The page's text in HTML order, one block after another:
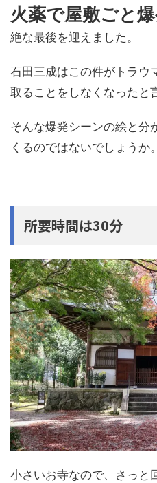
火薬で屋敷ごと
絶な最後を迎えました。
石田三成はこの件がトラウ
取ることをしなくなったと
そんな爆発シーンの絵と分
くるのではないでしょうか。
所要時間は30分
小さいお寺なので、さっと